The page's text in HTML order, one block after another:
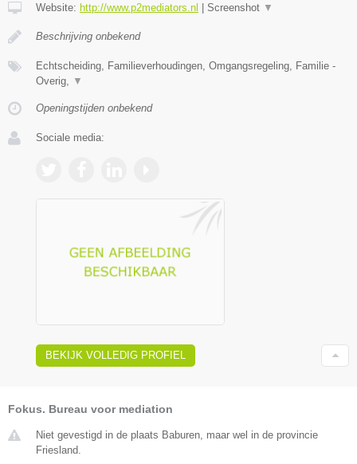
Website: http://www.p2mediators.nl Screenshot ▼
Beschrijving onbekend
Echtscheiding, Familieverhoudingen, Omgangsregeling, Familie -
Overig,
▼
Openingstijden onbekend
Sociale media:
BEKIJK VOLLEDIG PROFIEL
Fokus. Bureau voor mediation
Niet gevestigd in de plaats Baburen, maar wel in de provincie
Friesland.